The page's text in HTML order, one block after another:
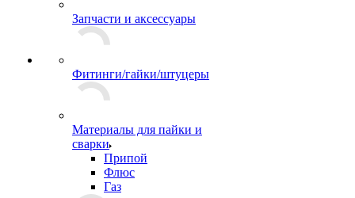
Запчасти и аксессуары
Фитинги/гайки/штуцеры
Материалы для пайки и
сварки
Припой
Флюс
Газ